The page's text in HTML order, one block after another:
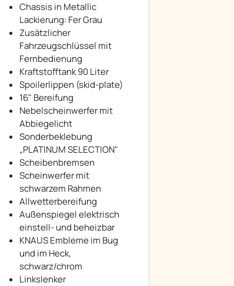
Chassis in Metallic
Lackierung: Fer Grau
Zusätzlicher
Fahrzeugschlüssel mit
Fernbedienung
Kraftstofftank 90 Liter
Spoilerlippen (skid-plate)
16" Bereifung
Nebelscheinwerfer mit
Abbiegelicht
Sonderbeklebung
„PLATINUM SELECTION"
Scheibenbremsen
Scheinwerfer mit
schwarzem Rahmen
Allwetterbereifung
Außenspiegel elektrisch
einstell- und beheizbar
KNAUS Embleme im Bug
und im Heck,
schwarz/chrom
Linkslenker